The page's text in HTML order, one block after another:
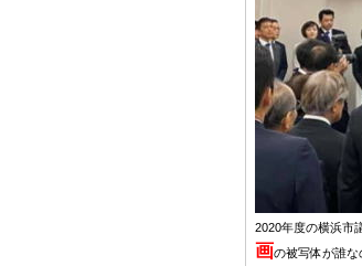
2020年度の横浜市
画の被写体が誰